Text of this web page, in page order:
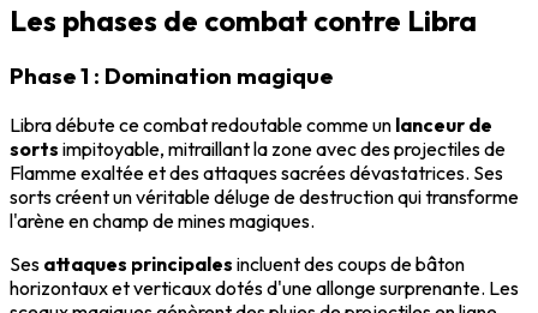
Les phases de combat contre Libra
Phase 1 : Domination magique
Libra débute ce combat redoutable comme un lanceur de
sorts impitoyable, mitraillant la zone avec des projectiles de
Flamme exaltée et des attaques sacrées dévastatrices. Ses
sorts créent un véritable déluge de destruction qui transforme
l'arène en champ de mines magiques.
Ses attaques principales incluent des coups de bâton
horizontaux et verticaux dotés d'une allonge surprenante. Les